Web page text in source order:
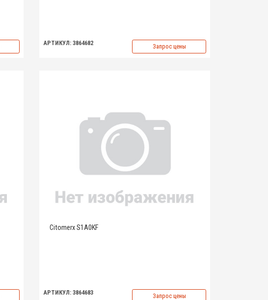
АРТИКУЛ: 3864682 Запрос цены
Citomerx S1A0KF
АРТИКУЛ: 3864683 Запрос цены